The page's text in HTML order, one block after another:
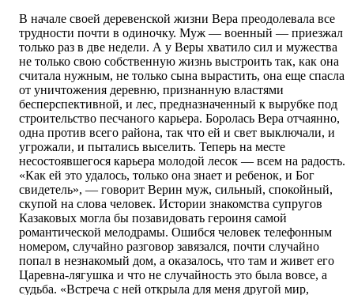
В начале своей деревенской жизни Вера преодолевала все
трудности почти в одиночку. Муж — военный — приезжал
только раз в две недели. А у Веры хватило сил и мужества
не только свою собственную жизнь выстроить так, как она
считала нужным, не только сына вырастить, она еще спасла
от уничтожения деревню, признанную властями
бесперспективной, и лес, предназначенный к вырубке под
строительство песчаного карьера. Боролась Вера отчаянно,
одна против всего района, так что ей и свет выключали, и
угрожали, и пытались выселить. Теперь на месте
несостоявшегося карьера молодой лесок — всем на радость.
«Как ей это удалось, только она знает и ребенок, и Бог
свидетель», — говорит Верин муж, сильный, спокойный,
скупой на слова человек. Истории знакомства супругов
Казаковых могла бы позавидовать героиня самой
романтической мелодрамы. Ошибся человек телефонным
номером, случайно разговор завязался, почти случайно
попал в незнакомый дом, а оказалось, что там и живет его
Царевна-лягушка и что не случайность это была вовсе, а
судьба. «Встреча с ней открыла для меня другой мир,